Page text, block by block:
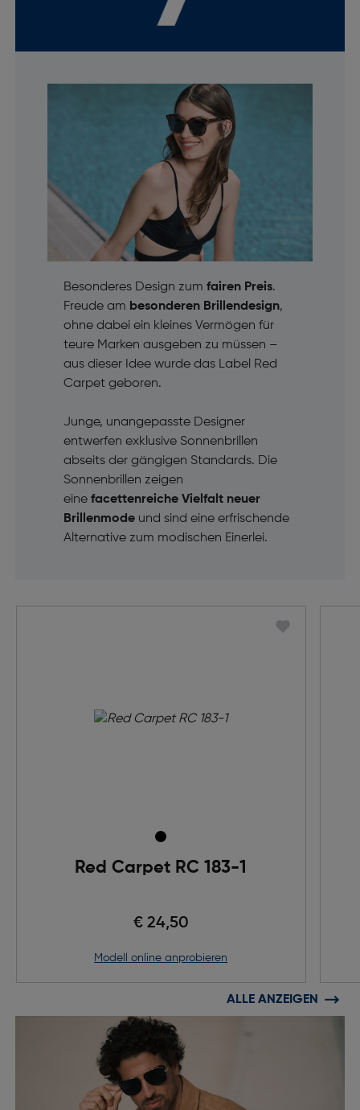
Besonderes Design zum fairen Preis.
Freude am besonderen Brillendesign,
ohne dabei ein kleines Vermögen für
teure Marken ausgeben zu müssen –
aus dieser Idee wurde das Label Red
Carpet geboren.
Junge, unangepasste Designer
entwerfen exklusive Sonnenbrillen
abseits der gängigen Standards. Die
Sonnenbrillen zeigen
einefacettenreiche Vielfalt neuer
Brillenmodeund sind eine erfrischende
Alternative zum modischen Einerlei.
Red Carpet RC 183-1
€ 24,50
Modell online anprobieren
ALLE ANZEIGEN